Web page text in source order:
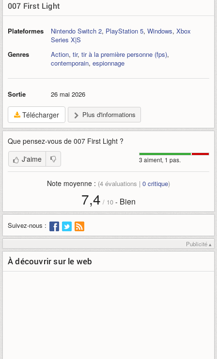
007 First Light
Plateformes Nintendo Switch 2, PlayStation 5, Windows, Xbox
Series X|S
Genres
Action, tir, tir à la première personne (fps),
contemporain, espionnage
Sortie 26 mai 2026
Télécharger Plus d'informations
Que pensez-vous de 007 First Light ?
3 aiment, 1 pas.
J'aime
Note moyenne : (4 évaluations | 0 critique)
7,4 / 10 - Bien
Suivez-nous :
Publicité ▴
À découvrir sur le web